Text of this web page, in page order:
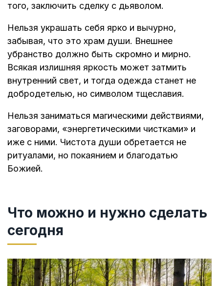
того, заключить сделку с дьяволом.
Нельзя украшать себя ярко и вычурно,
забывая, что это храм души. Внешнее
убранство должно быть скромно и мирно.
Всякая излишняя яркость может затмить
внутренний свет, и тогда одежда станет не
добродетелью, но символом тщеславия.
Нельзя заниматься магическими действиями,
заговорами, «энергетическими чистками» и
иже с ними. Чистота души обретается не
ритуалами, но покаянием и благодатью
Божией.
Что можно и нужно сделать
сегодня